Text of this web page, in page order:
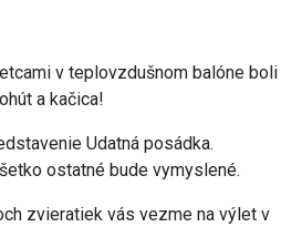
v teplovzdušnom balóne boli
a kačica!
Udatná posádka.
ostatné bude vymyslené.
zvieratiek vás vezme na výlet v